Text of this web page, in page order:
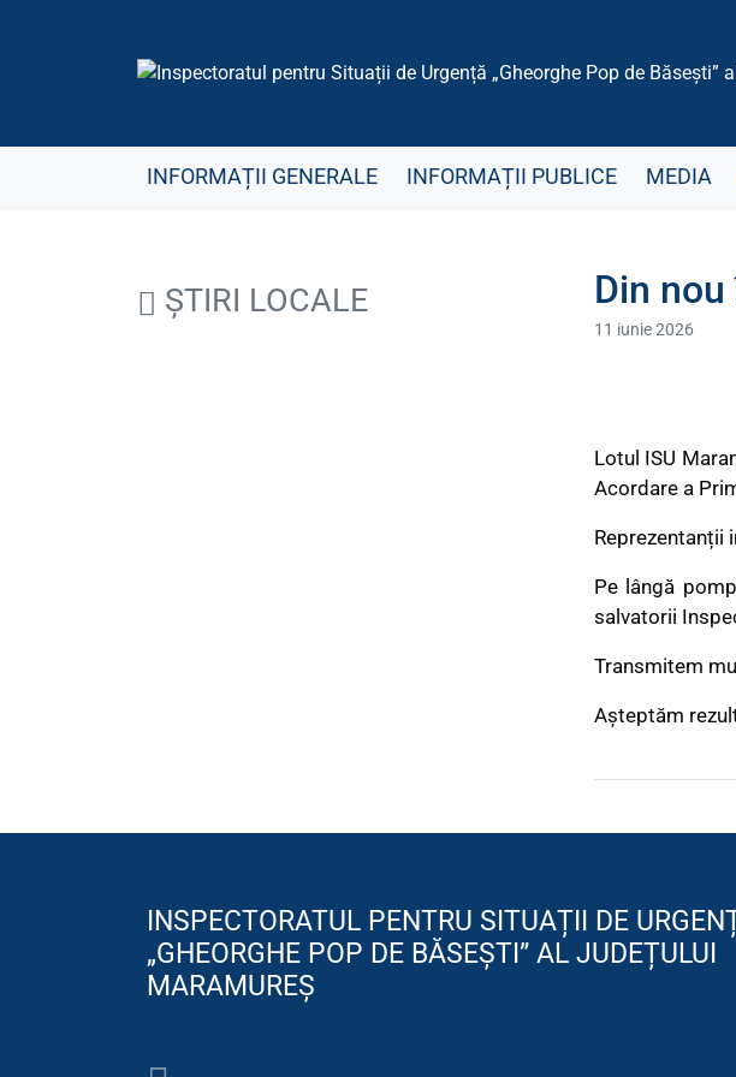
INFORMAȚII GENERALE INFORMAȚII PUBLICE MEDIA
ȘTIRI LOCALE Din
11 iunie 2026
Lotul ISU
Acordare a
Reprezentanții
Pe lângă
salvatorii
Transmitem
Așteptăm
INSPECTORATUL PENTRU SITUAȚII DE
„GHEORGHE POP DE BĂSEȘTI” AL JUDEȚULUI
MARAMUREȘ